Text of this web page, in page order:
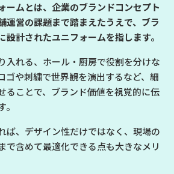
ームとは、企業のブランドコンセプト
運営の課題まで踏まえたうえで、ブラ
設計されたユニフォームを指します。
入れる、ホール・厨房で役割を分けな
ゴや刺繍で世界観を演出するなど、細
ることで、ブランド価値を視覚的に伝
ば、デザイン性だけではなく、現場の
で含めて最適化できる点も大きなメリ